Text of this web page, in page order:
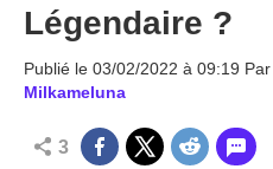
Légendaire ?
Publié le 03/02/2022 à 09:19 Par
Milkameluna
3